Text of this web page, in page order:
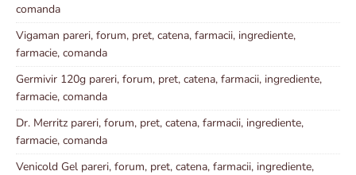
comanda
Vigaman pareri, forum, pret, catena, farmacii, ingrediente,
farmacie, comanda
Germivir 120g pareri, forum, pret, catena, farmacii, ingrediente,
farmacie, comanda
Dr. Merritz pareri, forum, pret, catena, farmacii, ingrediente,
farmacie, comanda
Venicold Gel pareri, forum, pret, catena, farmacii, ingrediente,